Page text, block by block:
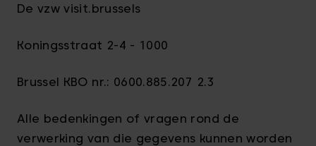
De vzw visit.brussels
Koningsstraat 2-4 - 1000
Brussel KBO nr.: 0600.885.207 2.3
Alle bedenkingen of vragen rond de
verwerking van die gegevens kunnen worden